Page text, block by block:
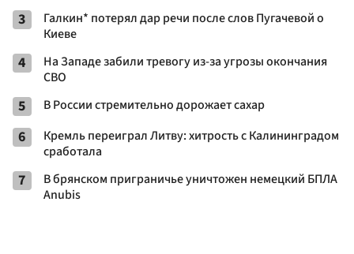
3
Галкин* потерял дар речи после слов Пугачевой о
Киеве
4
На Западе забили тревогу из-за угрозы окончания
СВО
5 В России стремительно дорожает сахар
6
Кремль переиграл Литву: хитрость с Калининградом
сработала
7
В брянском приграничье уничтожен немецкий БПЛА
Anubis